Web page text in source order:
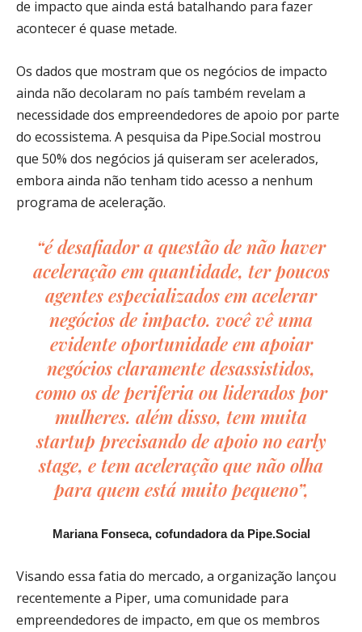
de impacto que ainda está batalhando para fazer
acontecer é quase metade.
Os dados que mostram que os negócios de impacto
ainda não decolaram no país também revelam a
necessidade dos empreendedores de apoio por parte
do ecossistema. A pesquisa da Pipe.Social mostrou
que 50% dos negócios já quiseram ser acelerados,
embora ainda não tenham tido acesso a nenhum
programa de aceleração.
“é desafiador a questão de não haver
aceleração em quantidade, ter poucos
agentes especializados em acelerar
negócios de impacto. você vê uma
evidente oportunidade em apoiar
negócios claramente desassistidos,
como os de periferia ou liderados por
mulheres. além disso, tem muita
startup precisando de apoio no early
stage, e tem aceleração que não olha
para quem está muito pequeno”,
Mariana Fonseca, cofundadora da Pipe.Social
Visando essa fatia do mercado, a organização lançou
recentemente a Piper, uma comunidade para
empreendedores de impacto, em que os membros